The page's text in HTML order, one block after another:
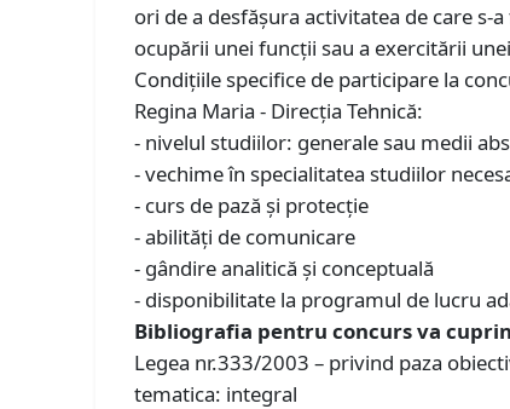
ori de a desfășura activitatea de care
ocupării unei funcții sau a exercitării
Condiţiile specifice de participare la
Regina Maria - Direcţia Tehnică:
- nivelul studiilor: generale sau medii
- vechime în specialitatea studiilor
- curs de pază și protecție
- abilități de comunicare
- gândire analitică și conceptuală
- disponibilitate la programul de lucru
Bibliografia pentru concurs va
Legea nr.333/2003 – privind paza
tematica: integral